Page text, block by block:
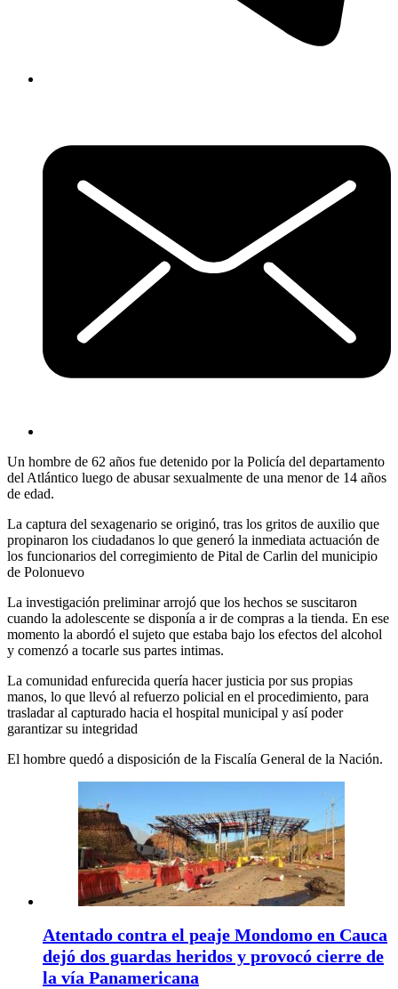
Un hombre de 62 años fue detenido por la Policía del departamento
del Atlántico luego de abusar sexualmente de una menor de 14 años
de edad.
La captura del sexagenario se originó, tras los gritos de auxilio que
propinaron los ciudadanos lo que generó la inmediata actuación de
los funcionarios del corregimiento de Pital de Carlin del municipio
de Polonuevo
La investigación preliminar arrojó que los hechos se suscitaron
cuando la adolescente se disponía a ir de compras a la tienda. En ese
momento la abordó el sujeto que estaba bajo los efectos del alcohol
y comenzó a tocarle sus partes intimas.
La comunidad enfurecida quería hacer justicia por sus propias
manos, lo que llevó al refuerzo policial en el procedimiento, para
trasladar al capturado hacia el hospital municipal y así poder
garantizar su integridad
El hombre quedó a disposición de la Fiscalía General de la Nación.
Atentado contra el peaje Mondomo en Cauca
dejó dos guardas heridos y provocó cierre de
la vía Panamericana